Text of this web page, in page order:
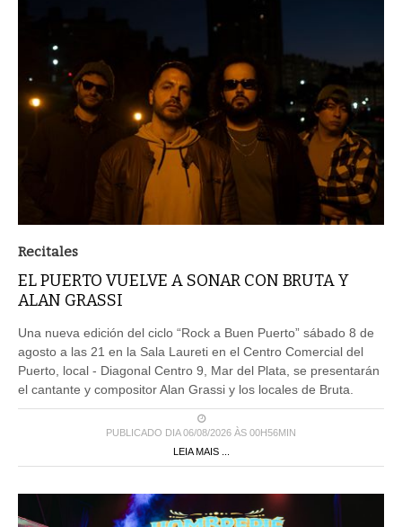
Recitales
EL PUERTO VUELVE A SONAR CON BRUTA Y
ALAN GRASSI
Una nueva edición del ciclo “Rock a Buen Puerto” sábado 8 de
agosto a las 21 en la Sala Laureti en el Centro Comercial del
Puerto, local - Diagonal Centro 9, Mar del Plata, se presentarán
el cantante y compositor Alan Grassi y los locales de Bruta.
PUBLICADO DIA 06/08/2026 ÀS 00H56MIN
LEIA MAIS ...